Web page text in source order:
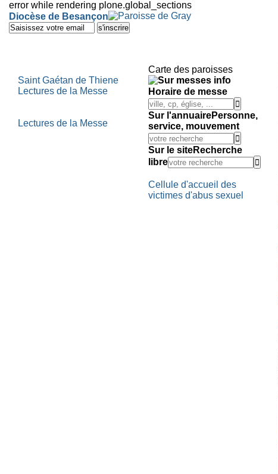
error while rendering plone.global_sections
Outils
personnels
Diocèse de Besançon
Aller
au
Saint Gaétan de Thiene
Lectures de la Messe
Lectures de la Messe
Carte des paroisses
Horaire de messe
Sur l'annuairePersonne,
service, mouvement
Sur le siteRecherche
libre
Cellule d'accueil des
victimes d'abus sexuel